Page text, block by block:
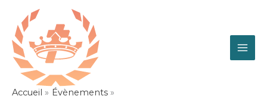
contenu
Accueil
Évènements